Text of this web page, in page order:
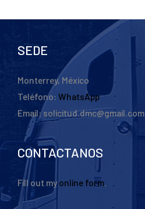
SEDE
Monterrey, México
Teléfono: WhatsApp
Email: solicitud.dmc@gmail.com
CONTACTANOS
Fill out my online form.